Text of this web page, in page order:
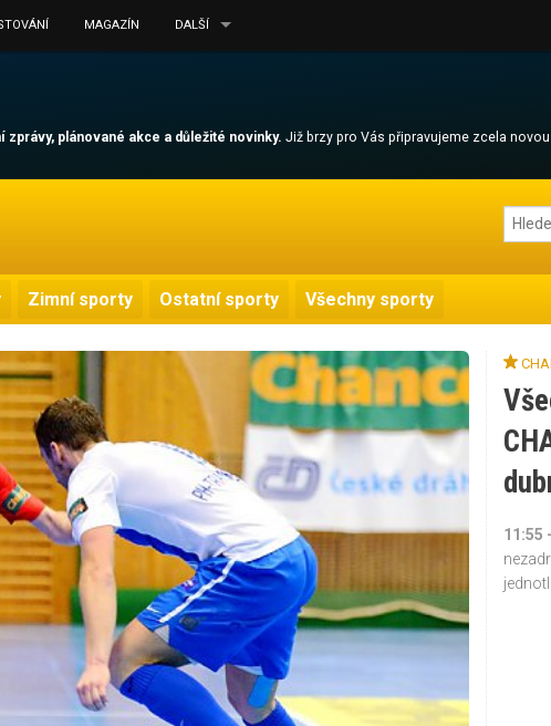
zprávy, plánované akce a důležité novinky.Již brzy pro Vás připravujeme zcela
MAGAZÍN DALŠÍ
Zimní sporty Ostatní sporty Všechny sporty
11:55